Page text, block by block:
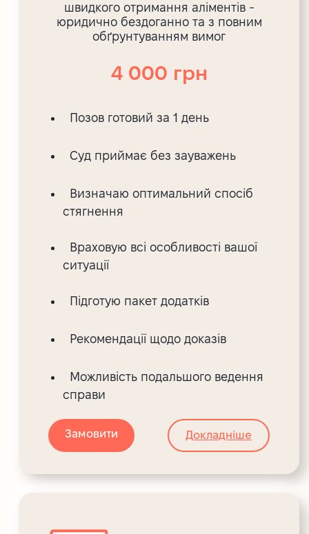
швидкого отримання аліментів -
юридично бездоганно та з повним
обґрунтуванням вимог
4 000 грн
Позов готовий за 1 день
Суд приймає без зауважень
Визначаю оптимальний спосіб
стягнення
Враховую всі особливості вашої
ситуації
Підготую пакет додатків
Рекомендації щодо доказів
Можливість подальшого ведення
справи
Замовити Докладніше